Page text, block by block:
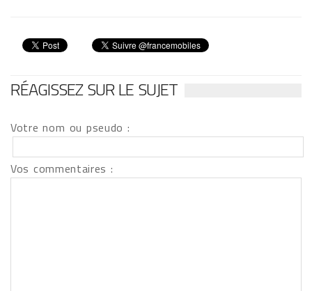
RÉAGISSEZ SUR LE SUJET
Votre nom ou pseudo :
Vos commentaires :